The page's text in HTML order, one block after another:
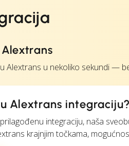
Alextrans u nekoliko sekundi —
Alextrans integraciju?
integraciju, naša
krajnjim točkama,